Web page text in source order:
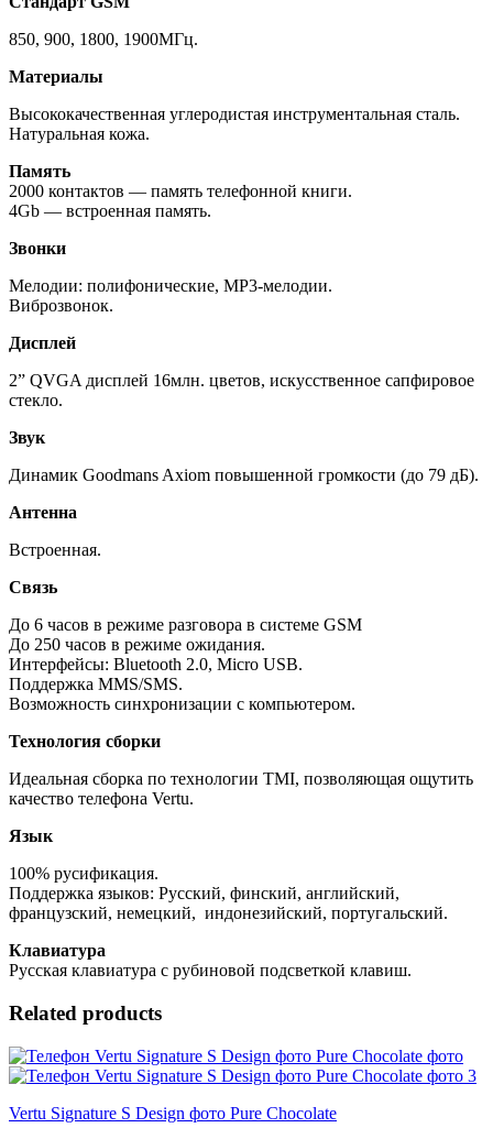
850, 900, 1800, 1900МГц.
Материалы
Высококачественная углеродистая инструментальная сталь.
Натуральная кожа.
Память
2000 контактов — память телефонной книги.
4Gb — встроенная память.
Звонки
Мелодии: полифонические, MP3-мелодии.
Виброзвонок.
Дисплей
2” QVGA дисплей 16млн. цветов, искусственное сапфировое
стекло.
Звук
Динамик Goodmans Axiom повышенной громкости (до 79 дБ).
Антенна
Встроенная.
Связь
До 6 часов в режиме разговора в системе GSM
До 250 часов в режиме ожидания.
Интерфейсы: Bluetooth 2.0, Micro USB.
Поддержка MMS/SMS.
Возможность синхронизации с компьютером.
Технология сборки
Идеальная сборка по технологии TMI, позволяющая ощутить
качество телефона Vertu.
Язык
100% русификация.
Поддержка языков: Русский, финский, английский,
французский, немецкий, индонезийский, португальский.
Клавиатура
Русская клавиатура с рубиновой подсветкой клавиш.
Related products
Vertu Signature S Design фото Pure Chocolate